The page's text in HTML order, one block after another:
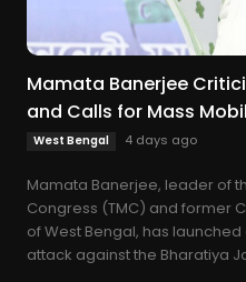
Mamata Banerjee
and Calls for Mass
West Bengal 4 days ago
Mamata Banerjee, leader of
Congress (TMC) and former
of West Bengal, has
attack against the Bharatiya